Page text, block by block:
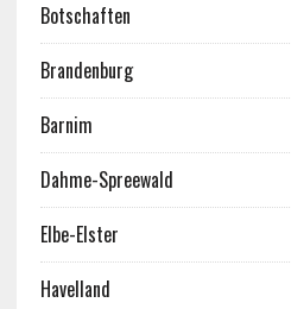
Botschaften
Brandenburg
Barnim
Dahme-Spreewald
Elbe-Elster
Havelland